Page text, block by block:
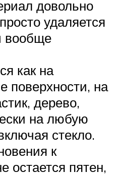
довольно
удаляется
вообще
как на
поверхности, на
дерево,
на любую
стекло.
к
остается пятен,